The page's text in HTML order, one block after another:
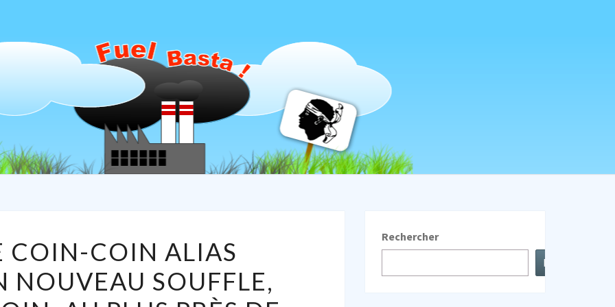
ARIALINDA
Association
Aria Linda
COIN-
COIN
ALIAS
COIN-COIN ALIAS
NOUVEAU SOUFFLE,
Rechercher
Rechercher